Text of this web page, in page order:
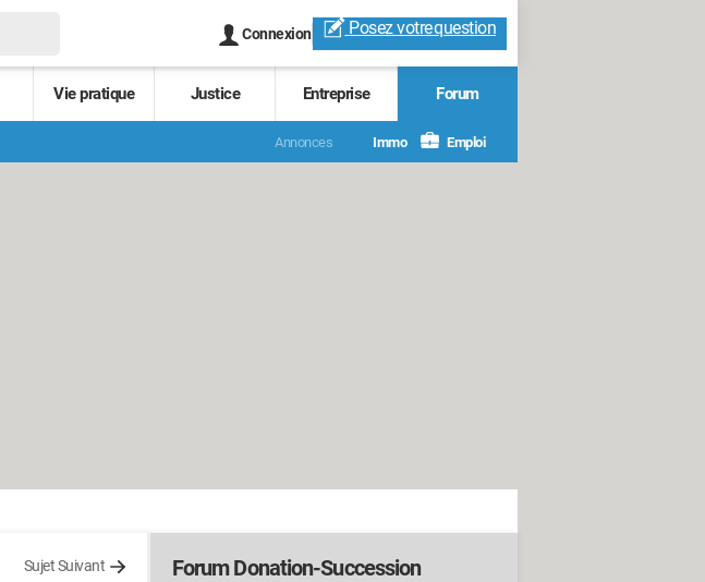
Connexion Posez votrequestion
Vie pratique Justice Entreprise Forum
Annonces Immo Emploi
Sujet Suivant Forum Donation-Succession